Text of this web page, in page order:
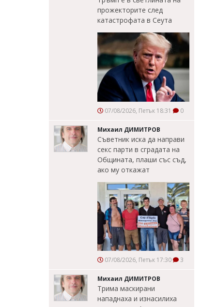
прожекторите след
катастрофата в Сеута
07/08/2026, Петък 18:31 0
Михаил ДИМИТРОВ
Съветник иска да направи
секс парти в сградата на
Общината, плаши със съд,
ако му откажат
07/08/2026, Петък 17:30 3
Михаил ДИМИТРОВ
Трима маскирани
нападнаха и изнасилиха